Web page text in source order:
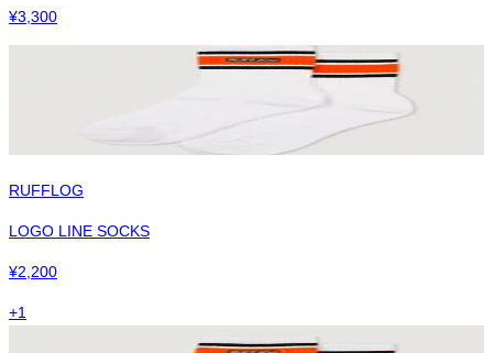
¥3,300
RUFFLOG
LOGO LINE SOCKS
¥2,200
+1